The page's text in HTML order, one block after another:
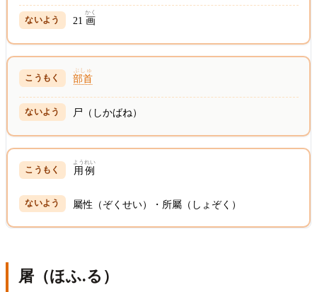
21 画
かく
部首
ぶしゅ
尸（しかばね）
用例
ようれい
屬性（ぞくせい）・所屬（しょぞく）
屠（ほふ.る）